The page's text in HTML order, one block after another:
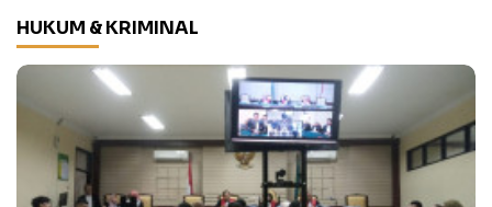
HUKUM & KRIMINAL